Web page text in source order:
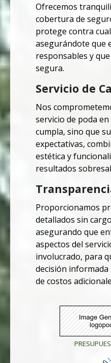
Ofrecemos
cobertura de
protege contra
asegurándote que
responsables y
segura.
Servicio de
Nos
servicio de poda
cumpla, sino que
expectativas,
estética y
resultados
Proporcionamos
detallados sin
asegurando que
aspectos del
involucrado, para
decisión
de costos